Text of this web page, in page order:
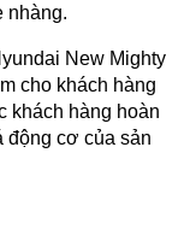
nhàng.
New Mighty
cho khách hàng
khách hàng hoàn
động cơ của sản